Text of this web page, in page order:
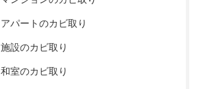
アパートのカビ取り
施設のカビ取り
和室のカビ取り